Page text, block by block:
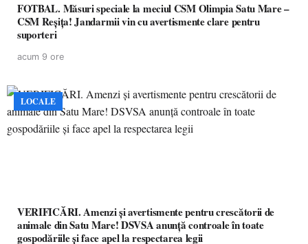
FOTBAL. Măsuri speciale la meciul CSM Olimpia Satu Mare –
CSM Reșița! Jandarmii vin cu avertismente clare pentru
suporteri
acum 9 ore
LOCALE
VERIFICĂRI. Amenzi și avertismente pentru crescătorii de
animale din Satu Mare! DSVSA anunță controale în toate
gospodăriile și face apel la respectarea legii